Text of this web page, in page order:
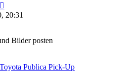
Beitrag
20:31
Bilder posten
Toyota Publica Pick-Up